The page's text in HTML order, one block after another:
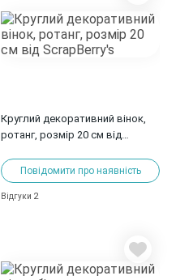
Круглий декоративний вінок,
ротанг, розмір 20 см від
Повідомити про наявність
Відгуки 2